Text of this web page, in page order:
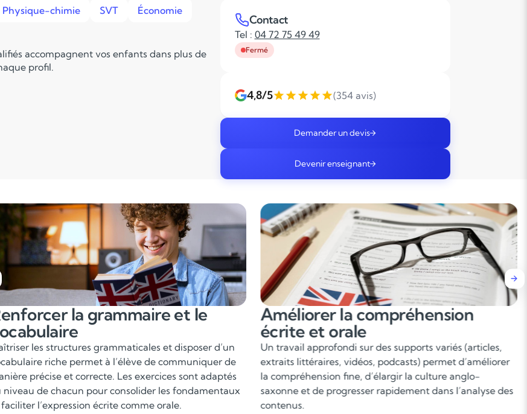
Physique-chimie SVT Économie
accompagnent vos enfants dans plus de
profil.
Contact
Tel : 04 72 75 49 49
Fermé
4,8/5 (354 avis)
Demander un devis
Devenir enseignant
la compréhension
et orale
travail approfondi sur des supports variés (articles,
littéraires, vidéos, podcasts) permet d’améliorer
fine, d’élargir la culture anglo-
et de progresser rapidement dans l’analyse des
Acquérir des compétences en
compréhension et
communication
L’objectif est de comprendre l’anglais écrit et oral dans
des situations variées : textes, conversations, documents
audio, vidéos. L’élève apprend à repérer les idées
principales, enrichir son vocabulaire et interpréter les